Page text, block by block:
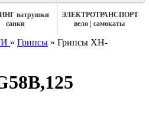
ватрушки
санки
ЭЛЕКТРОТРАНСПОРТ
вело | самокаты
» Грипсы » Грипсы XH-